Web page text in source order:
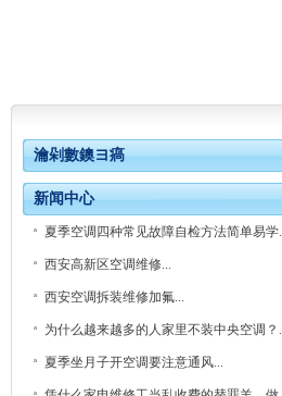
瀹剁數鐭ヨ瘑
新闻中心
夏季空调四种常见故障自检方法简单易学...
西安高新区空调维修...
西安空调拆装维修加氟...
为什么越来越多的人家里不装中央空调？...
夏季坐月子开空调要注意通风...